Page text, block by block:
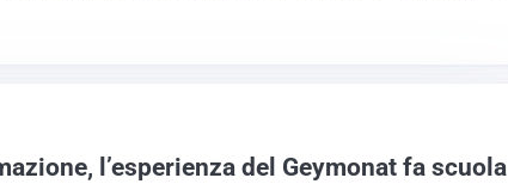
l’esperienza del Geymonat fa scuola